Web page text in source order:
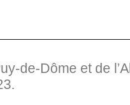
de-Dôme et de